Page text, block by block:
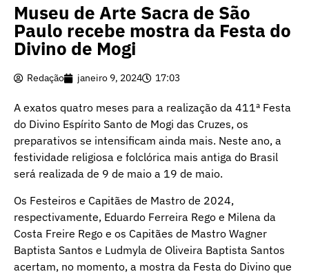
Museu de Arte Sacra de São
Paulo recebe mostra da Festa do
Divino de Mogi
Redação janeiro 9, 2024 17:03
A exatos quatro meses para a realização da 411ª Festa
do Divino Espírito Santo de Mogi das Cruzes, os
preparativos se intensificam ainda mais. Neste ano, a
festividade religiosa e folclórica mais antiga do Brasil
será realizada de 9 de maio a 19 de maio.
Os Festeiros e Capitães de Mastro de 2024,
respectivamente, Eduardo Ferreira Rego e Milena da
Costa Freire Rego e os Capitães de Mastro Wagner
Baptista Santos e Ludmyla de Oliveira Baptista Santos
acertam, no momento, a mostra da Festa do Divino que